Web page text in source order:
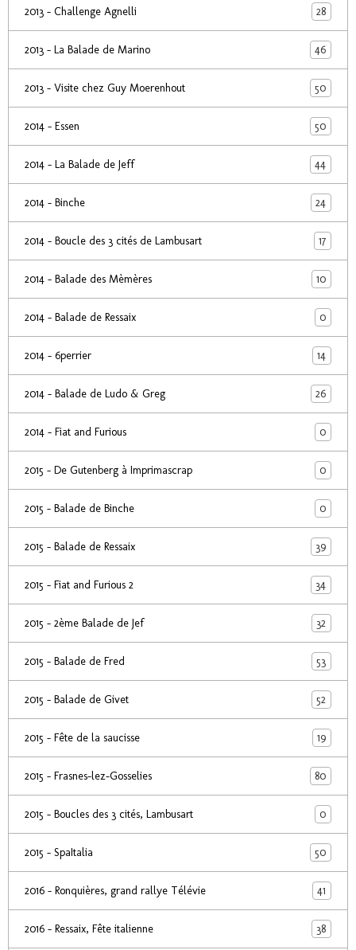
2013 - Challenge Agnelli 28
2013 - La Balade de Marino 46
2013 - Visite chez Guy Moerenhout 50
2014 - Essen 50
2014 - La Balade de Jeff 44
2014 - Binche 24
2014 - Boucle des 3 cités de Lambusart 17
2014 - Balade des Mèmères 10
2014 - Balade de Ressaix 0
2014 - 6perrier 14
2014 - Balade de Ludo & Greg 26
2014 - Fiat and Furious 0
2015 - De Gutenberg à Imprimascrap 0
2015 - Balade de Binche 0
2015 - Balade de Ressaix 39
2015 - Fiat and Furious 2 34
2015 - 2ème Balade de Jef 32
2015 - Balade de Fred 53
2015 - Balade de Givet 52
2015 - Fête de la saucisse 19
2015 - Frasnes-lez-Gosselies 80
2015 - Boucles des 3 cités, Lambusart 0
2015 - SpaItalia 50
2016 - Ronquières, grand rallye Télévie 41
2016 - Ressaix, Fête italienne 38